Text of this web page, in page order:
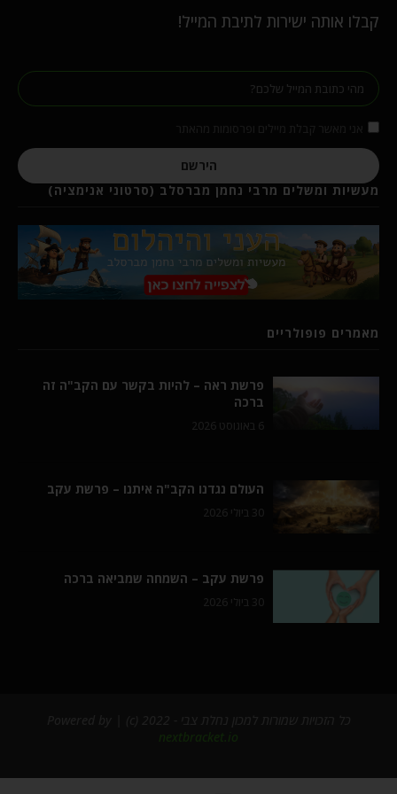
קבלו אותה ישירות לתיבת המייל!
הירשם
מעשיות ומשלים מרבי נחמן מברסלב (סרטוני אנימציה)
מאמרים פופולריים
פרשת ראה – להיות בקשר עם הקב"ה זה
ברכה
6 באוגוסט 2026
העולם נגדנו הקב"ה איתנו – פרשת עקב
30 ביולי 2026
פרשת עקב – השמחה שמביאה ברכה
30 ביולי 2026
nextbracket.io